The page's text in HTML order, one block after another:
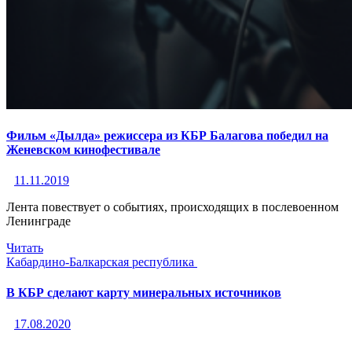
Фильм «Дылда» режиссера из КБР Балагова победил на
Женевском кинофестивале
11.11.2019
Лента повествует о событиях, происходящих в послевоенном
Ленинграде
Читать
Кабардино-Балкарская республика
В КБР сделают карту минеральных источников
17.08.2020